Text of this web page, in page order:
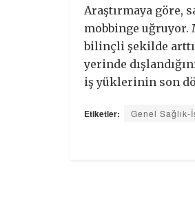
Araştırmaya göre,
mobbinge uğruyor.
bilinçli şekilde
yerinde
iş yüklerinin son
Etiketler: Genel Sağlık-